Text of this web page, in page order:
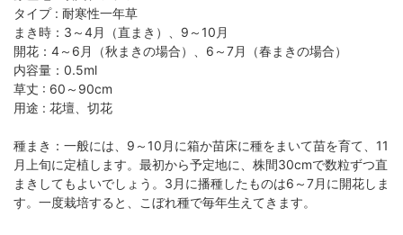
タイプ : 耐寒性一年草
まき時：3～4月（直まき）、9～10月
開花：4～6月（秋まきの場合）、6～7月（春まきの場合）
内容量：0.5ml
草丈 : 60～90cm
用途 : 花壇、切花
種まき：一般には、9～10月に箱か苗床に種をまいて苗を育て、11
月上旬に定植します。最初から予定地に、株間30cmで数粒ずつ直
まきしてもよいでしょう。3月に播種したものは6～7月に開花しま
す。一度栽培すると、こぼれ種で毎年生えてきます。